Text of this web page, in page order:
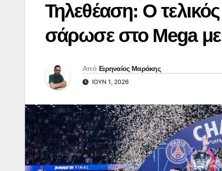
Τηλεθέαση: Ο
σάρωσε στο Mega
Από Ειρηναίος Μαράκης
ΙΟΎΝ 1, 2026